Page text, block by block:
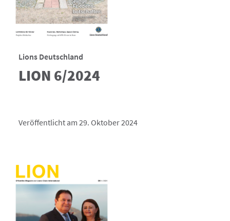
Lions Deutschland
LION 6/2024
Veröffentlicht am 29. Oktober 2024